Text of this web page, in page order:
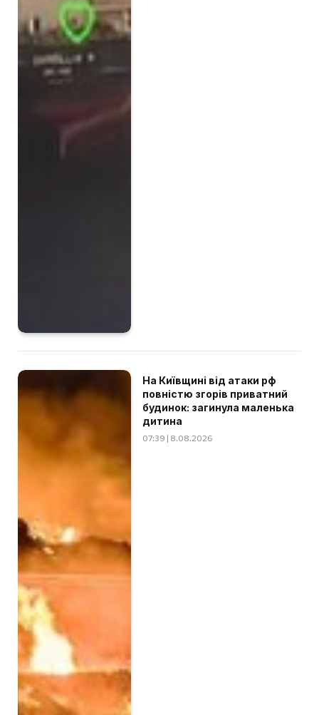
На Київщині від атаки рф
повністю згорів приватний
будинок: загинула маленька
дитина
07:39 | 8.08.2026